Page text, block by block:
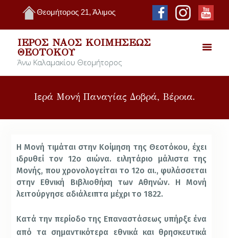
Θεομήτορος 21, Άλιμος
ΙΕΡΌΣ ΝΑΌΣ ΚΟΙΜΉΣΕΩΣ
ΘΕΟΤΌΚΟΥ
Άνω Καλαμακίου Θεομήτορος
Ιερά Μονή Παναγίας Δοβρά, Βέροια.
Η Μονή τιμάται στην Κοίμηση της Θεοτόκου, έχει
ιδρυθεί τον 12ο αιώνα. ειλητάριο μάλιστα της
Μονής, που χρονολογείται το 12ο αι., φυλάσσεται
στην Εθνική Βιβλιοθήκη των Αθηνών. Η Μονή
λειτούργησε αδιάλειπτα μέχρι το 1822.
Κατά την περίοδο της Επαναστάσεως υπήρξε ένα
από τα σημαντικότερα εθνικά και θρησκευτικά